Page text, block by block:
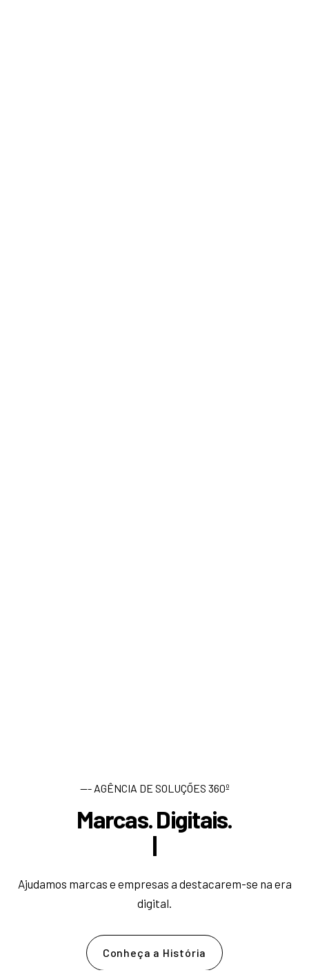
--- AGÊNCIA DE SOLUÇÕES 360º
Marcas. Digitais.
De
Ajudamos marcas e empresas a destacarem-se na era
digital.
Conheça a História